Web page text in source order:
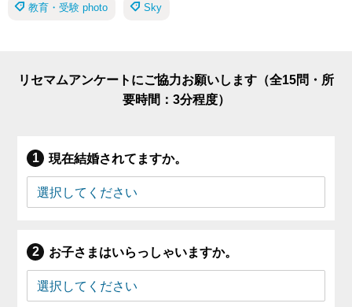
教育・受験 photo Sky
リセマムアンケートにご協力お願いします（全15問・所
要時間：3分程度）
現在結婚されてますか。
お子さまはいらっしゃいますか。